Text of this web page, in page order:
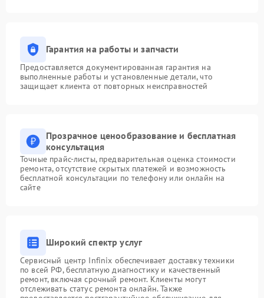
Гарантия на работы и запчасти
Предоставляется документированная гарантия на
выполненные работы и установленные детали, что
защищает клиента от повторных неисправностей
Прозрачное ценообразование и бесплатная
консультация
Точные прайс-листы, предварительная оценка стоимости
ремонта, отсутствие скрытых платежей и возможность
бесплатной консультации по телефону или онлайн на
сайте
Широкий спектр услуг
Сервисный центр Infinix обеспечивает доставку техники
по всей РФ, бесплатную диагностику и качественный
ремонт, включая срочный ремонт. Клиенты могут
отслеживать статус ремонта онлайн. Также